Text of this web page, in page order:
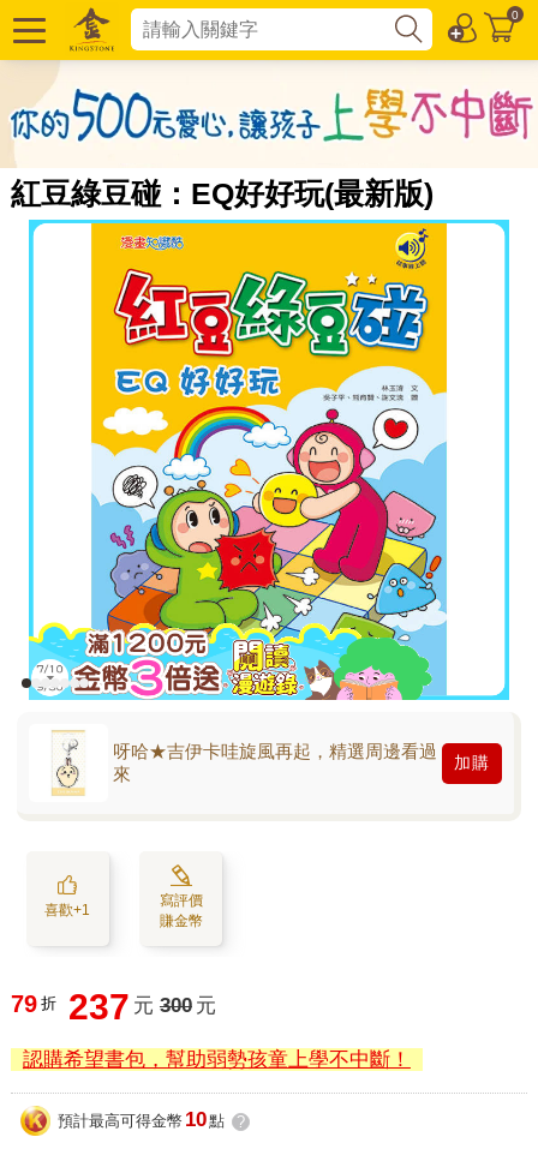
0
紅豆綠豆碰：EQ好好玩(最新版)
呀哈★吉伊卡哇旋風再起，精選周邊看過
來
加購
喜歡+1
寫評價
賺金幣
79 折 237 元 300 元
認購希望書包，幫助弱勢孩童上學不中斷！
預計最高可得金幣 10點 ?